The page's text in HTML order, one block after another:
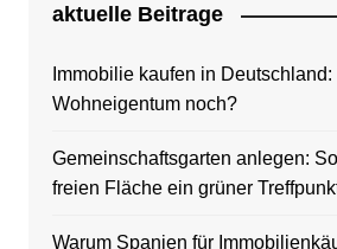
aktuelle Beitrage
Immobilie kaufen in
Wohneigentum noch?
Gemeinschaftsgarten anlegen:
freien Fläche ein grüner
Warum Spanien für